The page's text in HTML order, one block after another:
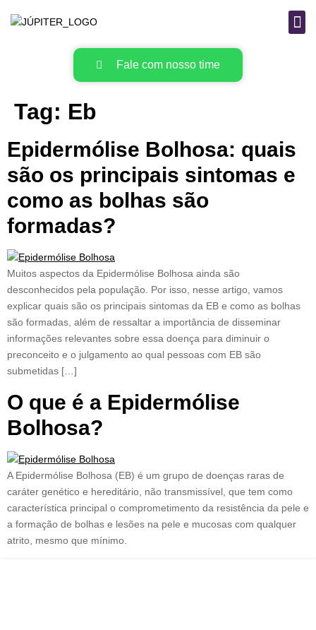
Fale com nosso time
Tag: Eb
Epidermólise Bolhosa: quais
são os principais sintomas e
como as bolhas são
formadas?
Muitos aspectos da Epidermólise Bolhosa ainda são
desconhecidos pela população. Por isso, nesse artigo, vamos
explicar quais são os principais sintomas da EB e como as bolhas
são formadas, além de ressaltar a importância de disseminar
informações relevantes sobre essa doença para diminuir o
preconceito e o julgamento ao qual pessoas com EB são
submetidas […]
O que é a Epidermólise
Bolhosa?
A Epidermólise Bolhosa (EB) é um grupo de doenças raras de
caráter genético e hereditário, não transmissível, que tem como
característica principal o comprometimento da resistência da pele e
a formação de bolhas e lesões na pele e mucosas com qualquer
atrito, mesmo que mínimo.